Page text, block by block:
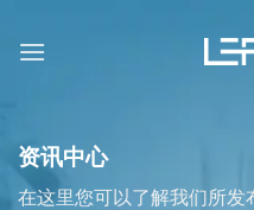
资讯中心
在这里您可以了解我们所发